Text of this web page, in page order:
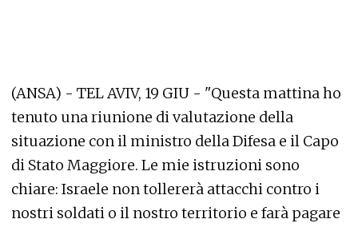
(ANSA) - TEL AVIV, 19 GIU - "Questa mattina ho
tenuto una riunione di valutazione della
situazione con il ministro della Difesa e il Capo
di Stato Maggiore. Le mie istruzioni sono
chiare: Israele non tollererà attacchi contro i
nostri soldati o il nostro territorio e farà pagare